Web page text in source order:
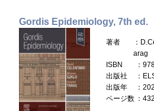
Gordis Epidemiology, 7th ed.
著者
：
arag
ISBN
：
出版社
：
出版年
：
ページ数 ：